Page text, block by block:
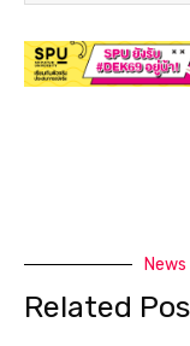
News
Related